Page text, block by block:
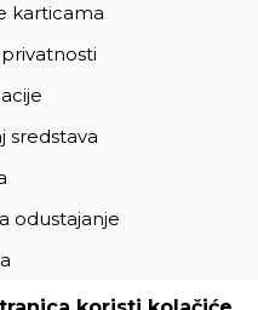
karticama
sredstava
odustajanje